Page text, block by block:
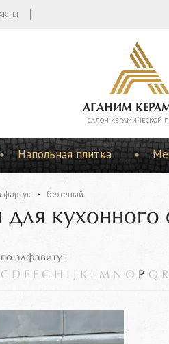
АГАНИМ
CАЛОН КЕРАМИЧЕСКОЙ
Напольная плитка
фартук бежевый
для
алфавиту:
C D E F G H K L M N O P Q R